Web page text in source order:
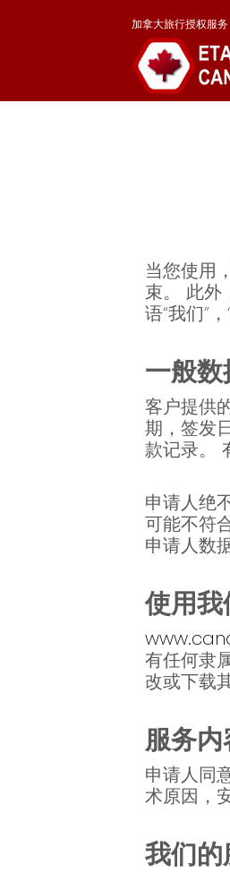
加拿大旅行授权服务
当您使用
束。 此外
语“我们”
一般数
客户提供
期，签发
款记录。
申请人绝
可能不符
申请人数
使用
有任何隶
改或下载
服务内
申请人同
术原因，
我们